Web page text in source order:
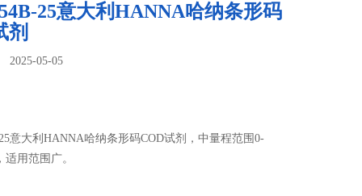
25意大利HANNA哈纳条形码
剂
2025-05-05
意大利HANNA哈纳条形码COD试剂，中量程范围0-
适用范围广。